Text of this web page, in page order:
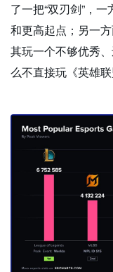
了一把“双刃剑”，
和更高起点；另一
其玩一个不够优秀
么不直接玩《英雄